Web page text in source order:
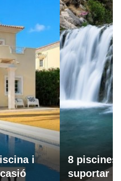
i
8 piscines
suportar